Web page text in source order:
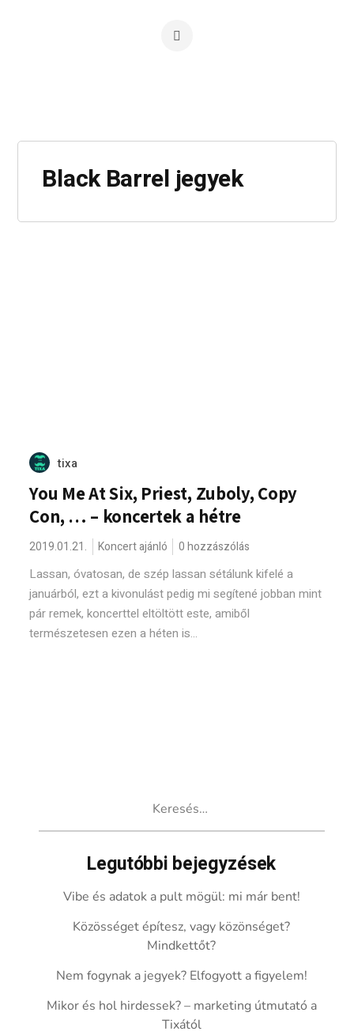
Black Barrel jegyek
tixa
You Me At Six, Priest, Zuboly, Copy
Con, … – koncertek a hétre
2019.01.21. Koncert ajánló 0 hozzászólás
Lassan, óvatosan, de szép lassan sétálunk kifelé a
januárból, ezt a kivonulást pedig mi segítené jobban mint
pár remek, koncerttel eltöltött este, amiből
természetesen ezen a héten is...
Legutóbbi bejegyzések
Vibe és adatok a pult mögül: mi már bent!
Közösséget építesz, vagy közönséget?
Mindkettőt?
Nem fogynak a jegyek? Elfogyott a figyelem!
Mikor és hol hirdessek? – marketing útmutató a
Tixától